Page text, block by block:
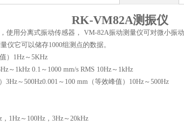
RK-VM82A测振仪
，使用分离式振动传感器， VM-82A振动测量仪可对微小振
仪它可以储存1000组测点的数据。
）1Hz～5KHz
～1kHz 0.1～1000 mm/s RMS 10Hz～1kHz
3Hz～500Hz0.001～100 mm（等效峰值）10Hz～500Hz
1Hz～100Hz，3Hz～20kHz